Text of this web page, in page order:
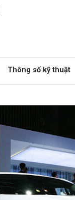
Thông số kỹ thuật